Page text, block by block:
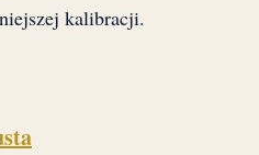
kalibracji.